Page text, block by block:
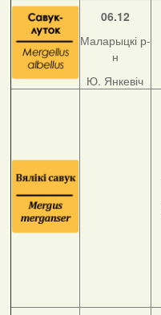
06.12
Маларыцкі р-
н
Ю. Янкевіч